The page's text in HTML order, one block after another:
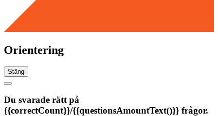
Orientering
Stäng
Du svarade rätt på
{{correctCount}}/{{questionsAmountText()}} frågor.